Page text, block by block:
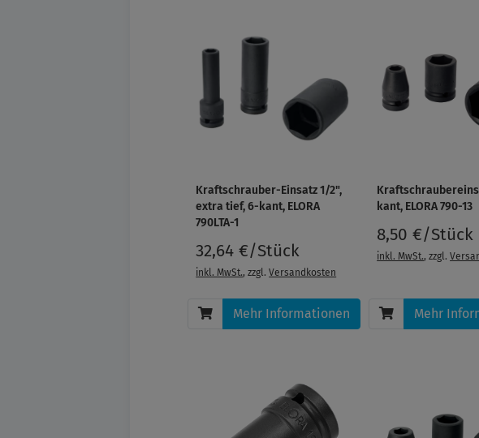
Kraftschrauber-Einsatz 1/2",
extra tief, 6-kant, ELORA
790LTA-1
32,64 €/Stück
inkl. MwSt., zzgl.Versandkosten
Mehr Informationen
kant, ELORA 790-13
8,50 €/Stück
inkl. MwSt., zzgl.
Mehr